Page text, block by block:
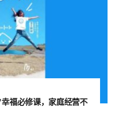
幸福必修课，家庭经营不